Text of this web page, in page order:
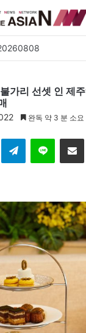
가리 선셋 인 제
완독 약 3 분 소요
Telegram